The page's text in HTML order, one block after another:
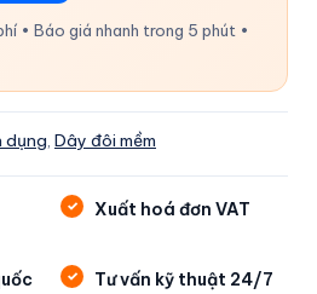
• Báo giá nhanh trong 5 phút •
dụng Dây đôi mềm
Xuất hoá đơn VAT
Tư vấn kỹ thuật 24/7